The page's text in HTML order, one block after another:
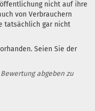
nicht auf ihre
von Verbrauchern
tatsächlich gar nicht
Seien Sie der
abgeben zu